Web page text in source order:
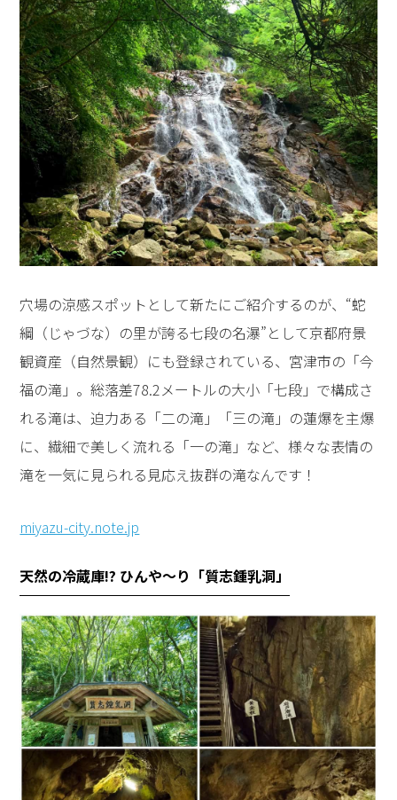
穴場の涼感スポットとして新たにご紹介するのが、“蛇
綱（じゃづな）の里が誇る七段の名瀑”として京都府景
観資産（自然景観）にも登録されている、宮津市の「今
福の滝」。総落差78.2メートルの大小「七段」で構成さ
れる滝は、迫力ある「二の滝」「三の滝」の蓮爆を主爆
に、繊細で美しく流れる「一の滝」など、様々な表情の
滝を一気に見られる見応え抜群の滝なんです！
miyazu-city.note.jp
天然の冷蔵庫!? ひんや〜り「質志鍾乳洞」